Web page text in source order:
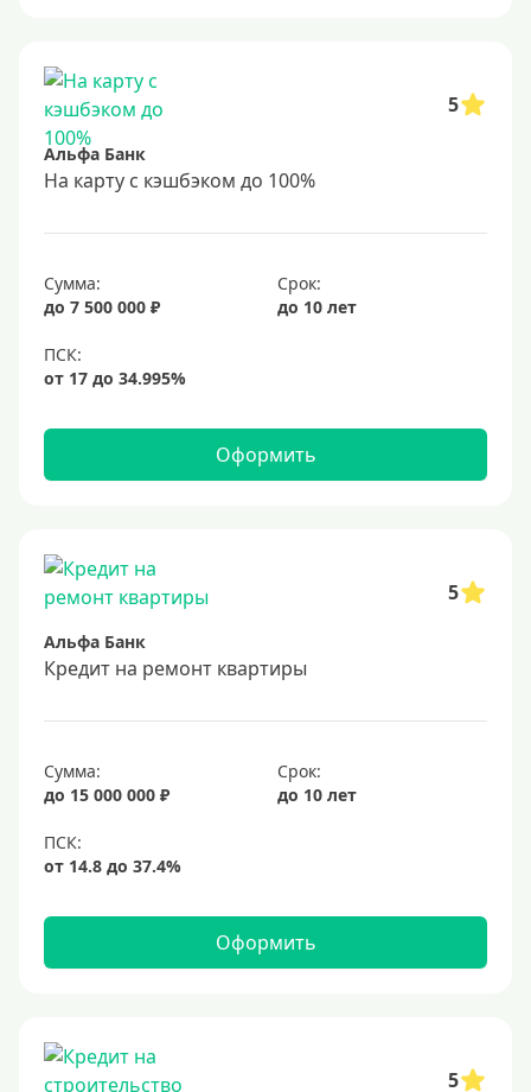
Студентам
С 18 лет
С 19 лет
С 20 лет
С 23 лет
Обеспечение
Без обеспечения
В банке под залог
Под залог недвижимости
Срок
Долгосрочные
2 года
3 года
4 года
9 лет
5
Альфа Банк
На карту с кэшбэком до 100%
Сумма:
до 7 500 000 ₽
Срок:
до 10 лет
Оформить
5
Альфа Банк
Кредит на ремонт квартиры
Сумма:
до 15 000 000 ₽
Срок:
до 10 лет
Оформить
5